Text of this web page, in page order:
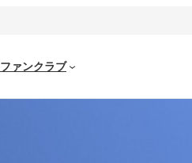
ファンクラブ